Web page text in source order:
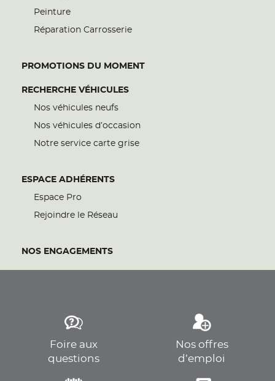
Peinture
Réparation Carrosserie
PROMOTIONS DU MOMENT
RECHERCHE VÉHICULES
Nos véhicules neufs
Nos véhicules d’occasion
Notre service carte grise
ESPACE ADHÉRENTS
Espace Pro
Rejoindre le Réseau
NOS ENGAGEMENTS
Foire aux
questions
Nos offres
d’emploi